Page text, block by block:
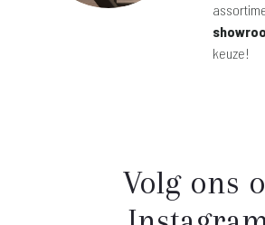
keuze!
Volg ons